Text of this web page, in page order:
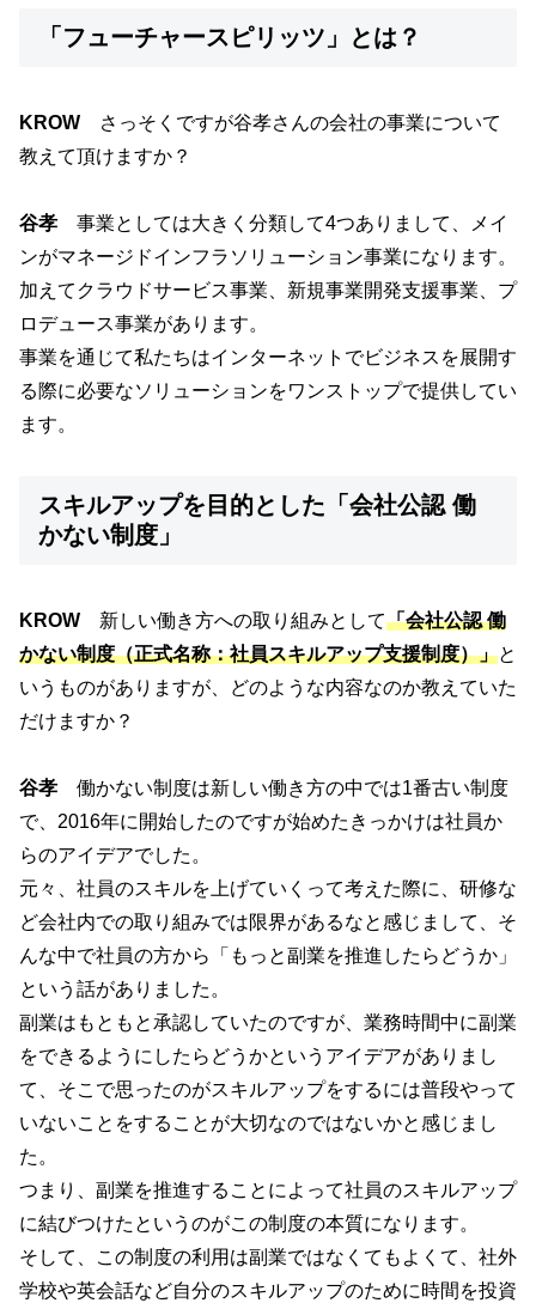
「フューチャースピリッツ」とは？
KROW さっそくですが谷孝さんの会社の事業について
教えて頂けますか？
谷孝 事業としては大きく分類して4つありまして、メイ
ンがマネージドインフラソリューション事業になります。
加えてクラウドサービス事業、新規事業開発支援事業、プ
ロデュース事業があります。
事業を通じて私たちはインターネットでビジネスを展開す
る際に必要なソリューションをワンストップで提供してい
ます。
スキルアップを目的とした「会社公認 働
かない制度」
KROW 新しい働き方への取り組みとして「会社公認 働
かない制度（正式名称：社員スキルアップ支援制度）」と
いうものがありますが、どのような内容なのか教えていた
だけますか？
谷孝 働かない制度は新しい働き方の中では1番古い制度
で、2016年に開始したのですが始めたきっかけは社員か
らのアイデアでした。
元々、社員のスキルを上げていくって考えた際に、研修な
ど会社内での取り組みでは限界があるなと感じまして、そ
んな中で社員の方から「もっと副業を推進したらどうか」
という話がありました。
副業はもともと承認していたのですが、業務時間中に副業
をできるようにしたらどうかというアイデアがありまし
て、そこで思ったのがスキルアップをするには普段やって
いないことをすることが大切なのではないかと感じまし
た。
つまり、副業を推進することによって社員のスキルアップ
に結びつけたというのがこの制度の本質になります。
そして、この制度の利用は副業ではなくてもよくて、社外
学校や英会話など自分のスキルアップのために時間を投資